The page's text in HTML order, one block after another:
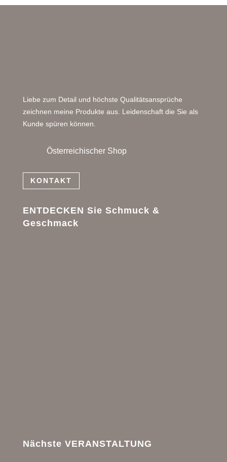
Liebe zum Detail und höchste Qualitätsansprüche
zeichnen meine Produkte aus. Leidenschaft die Sie als
Kunde spüren können.
Österreichischer Shop
KONTAKT
ENTDECKEN Sie Schmuck &
Geschmack
Nächste VERANSTALTUNG